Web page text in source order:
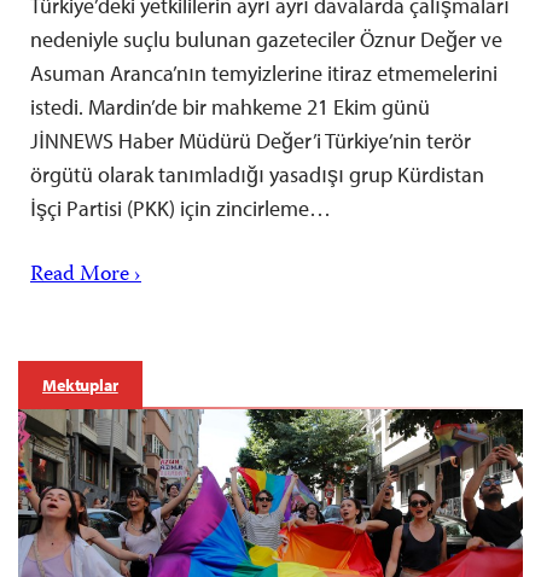
nedeniyle suçlu bulunan gazeteciler Öznur Değer ve
Asuman Aranca’nın temyizlerine itiraz etmemelerini
istedi. Mardin’de bir mahkeme 21 Ekim günü
JİNNEWS Haber Müdürü Değer’i Türkiye’nin terör
örgütü olarak tanımladığı yasadışı grup Kürdistan
İşçi Partisi (PKK) için zincirleme…
Read More ›
Mektuplar